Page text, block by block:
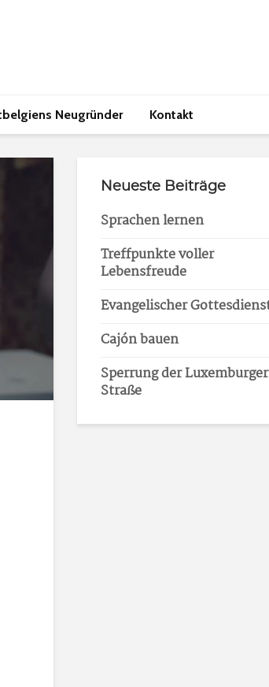
Neugründer Kontakt
Neueste Beiträge
Sprachen lernen
Treffpunkte voller
Lebensfreude
Evangelischer
Cajón bauen
Sperrung der Luxemburger
Straße